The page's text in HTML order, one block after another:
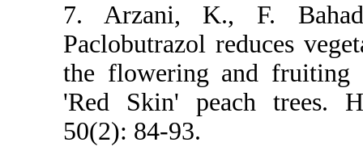
7. Arzani,
Paclobutrazol
the flowering
'Red Skin'
50(2): 84-93.